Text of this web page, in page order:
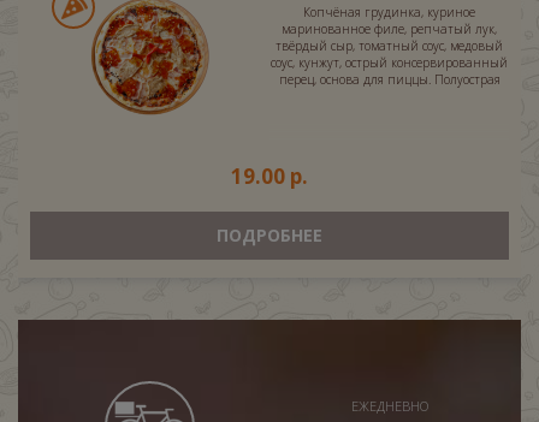
Копчёная грудинка, куриное
маринованное филе, репчатый лук,
твёрдый сыр, томатный соус, медовый
соус, кунжут, острый консервированный
перец, основа для пиццы. Полуострая
19.00 р.
ПОДРОБНЕЕ
ЕЖЕДНЕВНО